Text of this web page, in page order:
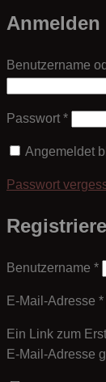
Anmelden
Benutzername
Passwort *
Angemeldet
Passwort
Benutzername *
E-Mail-Adresse *
Ein Link zum
E-Mail-Adresse